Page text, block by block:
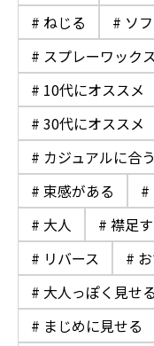
# ねじる
# ソ
# スプレーワック
# 10代にオススメ
# 30代にオススメ
# カジュアルに合う
# 束感がある
#
# 大人
# 襟足
# リバース
#
# 大人っぽく見せる
# まじめに見せる